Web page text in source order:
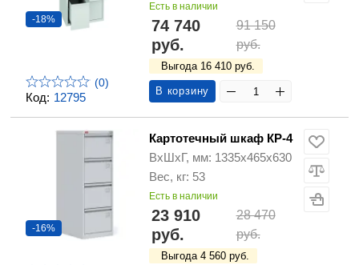
Код: 12795
-18%
(0)
Есть в наличии
74 740
руб.
91 150
руб.
Выгода 16 410 руб.
В корзину
-16%
Картотечный шкаф КР-4
ВхШхГ, мм: 1335х465х630
Вес, кг: 53
Есть в наличии
23 910
руб.
28 470
руб.
Выгода 4 560 руб.